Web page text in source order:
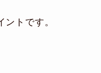
ントです。